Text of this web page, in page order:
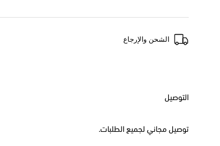
الشحن والإرجاع
التوصيل
توصيل مجاني لجميع الطلبات.